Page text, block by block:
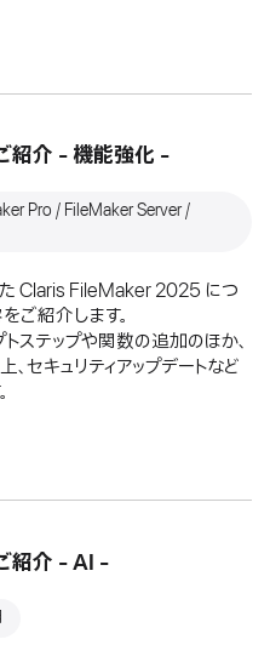
介 - 機能強化 -
Pro / FileMaker Server /
Claris FileMaker 2025 につ
ご紹介します。
ステップや関数の追加のほか、
セキュリティアップデートなど
紹介 - AI -